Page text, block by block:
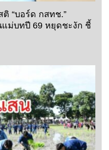
ติ “บอร์ด กสทช.”
ม่บทปี 69 หยุดชะงัก ชี้